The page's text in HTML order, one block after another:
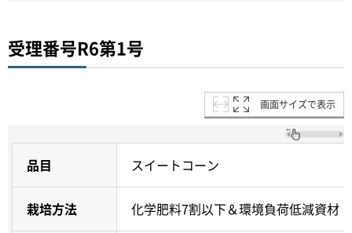
受理番号R6第1号
画面サイズで表示
品目 スイートコーン
栽培方法 化学肥料7割以下＆環境負荷低減資材